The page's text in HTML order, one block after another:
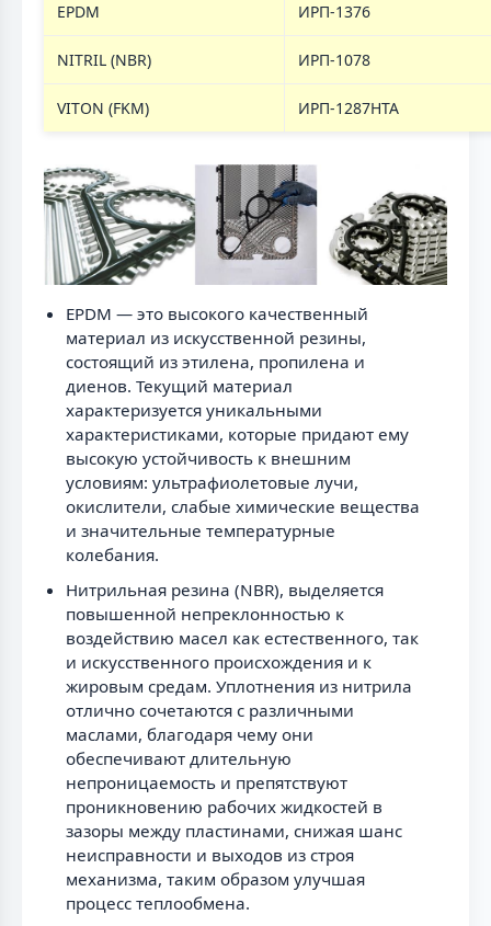
EPDM ИРП-1376
NITRIL (NBR) ИРП-1078
VITON (FKM) ИРП-1287НТА
EPDM — это высокого качественный
материал из искусственной резины,
состоящий из этилена, пропилена и
диенов. Текущий материал
характеризуется уникальными
характеристиками, которые придают ему
высокую устойчивость к внешним
условиям: ультрафиолетовые лучи,
окислители, слабые химические вещества
и значительные температурные
колебания.
Нитрильная резина (NBR), выделяется
повышенной непреклонностью к
воздействию масел как естественного, так
и искусственного происхождения и к
жировым средам. Уплотнения из нитрила
отлично сочетаются с различными
маслами, благодаря чему они
обеспечивают длительную
непроницаемость и препятствуют
проникновению рабочих жидкостей в
зазоры между пластинами, снижая шанс
неисправности и выходов из строя
механизма, таким образом улучшая
процесс теплообмена.